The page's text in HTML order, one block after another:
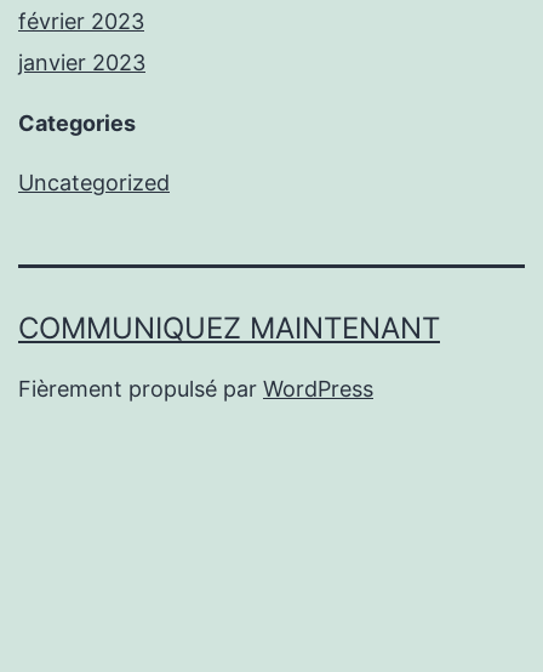
février 2023
janvier 2023
Categories
Uncategorized
COMMUNIQUEZ MAINTENANT
Fièrement propulsé par WordPress